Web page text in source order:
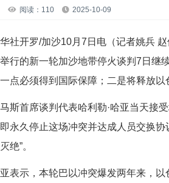
阅读：110 2025-10-09
开罗/加沙10月7日电（记者姚兵 赵
行的新一轮加沙地带停火谈判7日继
点必须得到国际保障；二是将释放
首席谈判代表哈利勒·哈亚当天接受
永久停止这场冲突并达成人员交换
绝”。
示，本轮巴以冲突爆发两年来，以